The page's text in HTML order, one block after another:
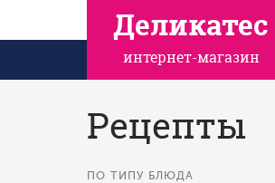
Деликатес
интернет-магазин
Рецепты
ПО ТИПУ БЛЮДА